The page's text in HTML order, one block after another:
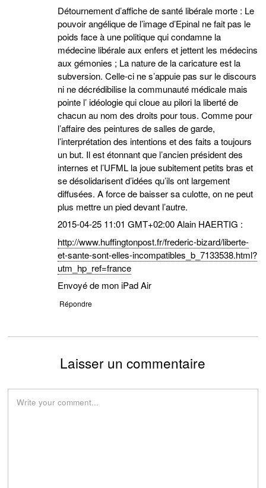
Détournement d’affiche de santé libérale morte : Le
pouvoir angélique de l’image d’Epinal ne fait pas le
poids face à une politique qui condamne la
médecine libérale aux enfers et jettent les médecins
aux gémonies ; La nature de la caricature est la
subversion. Celle-ci ne s’appuie pas sur le discours
ni ne décrédibilise la communauté médicale mais
pointe l’ idéologie qui cloue au pilori la liberté de
chacun au nom des droits pour tous. Comme pour
l’affaire des peintures de salles de garde,
l’interprétation des intentions et des faits a toujours
un but. Il est étonnant que l’ancien président des
internes et l’UFML la joue subitement petits bras et
se désolidarisent d’idées qu’ils ont largement
diffusées. A force de baisser sa culotte, on ne peut
plus mettre un pied devant l’autre.
2015-04-25 11:01 GMT+02:00 Alain HAERTIG :
http://www.huffingtonpost.fr/frederic-bizard/liberte-
et-sante-sont-elles-incompatibles_b_7133538.html?
utm_hp_ref=france
Envoyé de mon iPad Air
Répondre
Laisser un commentaire